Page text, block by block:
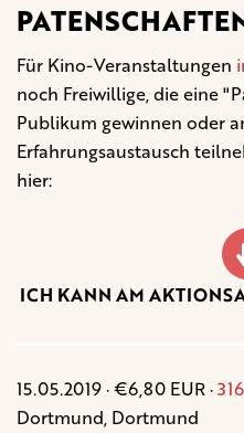
Für Kino-Veranstaltungen
noch Freiwillige, die eine
Publikum gewinnen oder
Erfahrungsaustausch
hier:
ICH KANN AM
15.05.2019 · €6,80 EUR ·
Dortmund, Dortmund